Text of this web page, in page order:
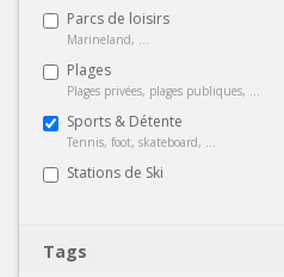
Parcs de loisirs
Marineland, ...
Plages
Plages privées, plages publiques, ...
Sports & Détente
Tennis, foot, skateboard, ...
Stations de Ski
Tags